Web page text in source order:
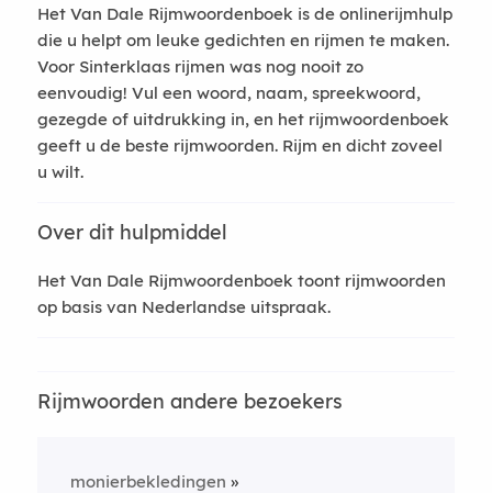
Het Van Dale Rijmwoordenboek is de onlinerijmhulp
die u helpt om leuke gedichten en rijmen te maken.
Voor Sinterklaas rijmen was nog nooit zo
eenvoudig! Vul een woord, naam, spreekwoord,
gezegde of uitdrukking in, en het rijmwoordenboek
geeft u de beste rijmwoorden. Rijm en dicht zoveel
u wilt.
Over dit hulpmiddel
Het Van Dale Rijmwoordenboek toont rijmwoorden
op basis van Nederlandse uitspraak.
Rijmwoorden andere bezoekers
monierbekledingen